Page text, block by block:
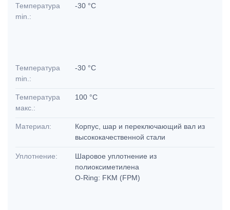
Температура
min.:
-30 °C
Температура
min.:
-30 °C
Температура
макс.:
100 °C
Материал:
Корпус, шар и переключающий вал из
высококачественной стали
Уплотнение:
Шаровое уплотнение из
полиоксиметилена
O-Ring: FKM (FPM)